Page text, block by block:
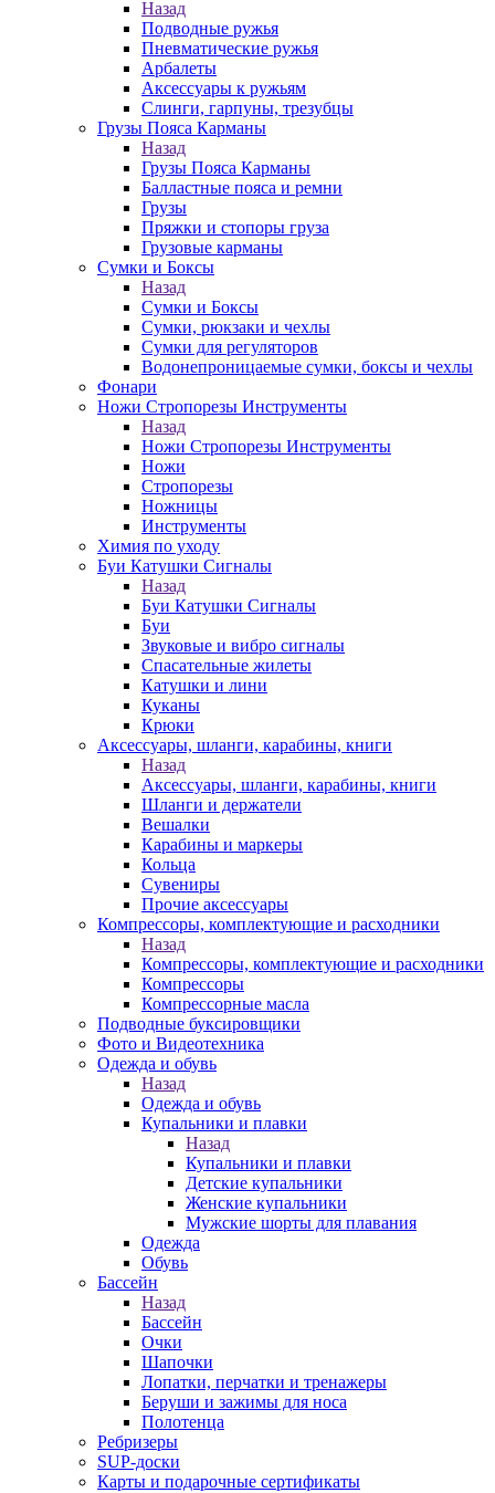
Назад
Подводные ружья
Пневматические ружья
Арбалеты
Аксессуары к ружьям
Слинги, гарпуны, трезубцы
Грузы Пояса Карманы
Назад
Грузы Пояса Карманы
Балластные пояса и ремни
Грузы
Пряжки и стопоры груза
Грузовые карманы
Сумки и Боксы
Назад
Сумки и Боксы
Сумки, рюкзаки и чехлы
Сумки для регуляторов
Водонепроницаемые сумки, боксы и чехлы
Фонари
Ножи Стропорезы Инструменты
Назад
Ножи Стропорезы Инструменты
Ножи
Стропорезы
Ножницы
Инструменты
Химия по уходу
Буи Катушки Сигналы
Назад
Буи Катушки Сигналы
Буи
Звуковые и вибро сигналы
Спасательные жилеты
Катушки и лини
Куканы
Крюки
Аксессуары, шланги, карабины, книги
Назад
Аксессуары, шланги, карабины, книги
Шланги и держатели
Вешалки
Карабины и маркеры
Кольца
Сувениры
Прочие аксессуары
Компрессоры, комплектующие и расходники
Назад
Компрессоры, комплектующие и расходники
Компрессоры
Компрессорные масла
Подводные буксировщики
Фото и Видеотехника
Одежда и обувь
Назад
Одежда и обувь
Купальники и плавки
Назад
Купальники и плавки
Детские купальники
Женские купальники
Мужские шорты для плавания
Одежда
Обувь
Бассейн
Назад
Бассейн
Очки
Шапочки
Лопатки, перчатки и тренажеры
Беруши и зажимы для носа
Полотенца
Ребризеры
SUP-доски
Карты и подарочные сертификаты